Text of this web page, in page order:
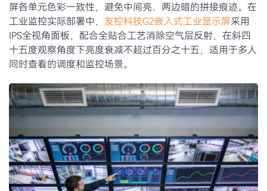
屏各单元色彩一致性，避免中间亮、两边暗的拼接痕迹。在
工业监控实际部署中， 友控科技G2嵌入式工业显示屏采用
IPS全视角面板，配合全贴合工艺消除空气层反射，在斜四
十五度观察角度下亮度衰减不超过百分之十五，适用于多人
同时查看的调度和监控场景。